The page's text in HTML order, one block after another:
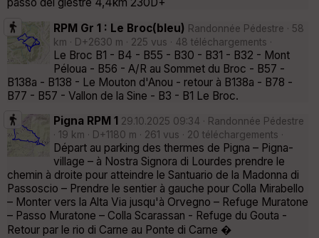
passo del giestre 4,4km 230D+
RPM Gr 1 : Le Broc(bleu) Randonnée Pédestre · 58
km · D+2630 m · 225 vus · 48 téléchargements ·
Le Broc B1 - B4 - B55 - B30 - B31 - B32 - Mont
Péloua - B56 - A/R au Sommet du Broc - B57 -
B138a - B138 - Le Mouton d'Anou - retour à B138a - B78 -
B77 - B57 - Vallon de la Sine - B3 - B1 Le Broc.
Pigna RPM 1 29.10.2025 09:34 · Randonnée Pédestre
· 19 km · D+1180 m · 261 vus · 20 téléchargements ·
Départ au parking des thermes de Pigna – Pigna-
village – à Nostra Signora di Lourdes prendre le
chemin à droite pour atteindre le Santuario de la Madonna di
Passoscio – Prendre le sentier à gauche pour Colla Mirabello
– Monter vers la Alta Via jusqu'à Orvegno – Refuge Muratone
– Passo Muratone – Colla Scarassan - Refuge du Gouta -
Retour par le rio di Carne au Ponte di Carne �